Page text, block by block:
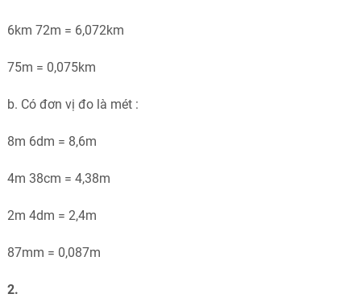
6km 72m = 6,072km
75m = 0,075km
b. Có đơn vị đo là mét :
8m 6dm = 8,6m
4m 38cm = 4,38m
2m 4dm = 2,4m
87mm = 0,087m
2.